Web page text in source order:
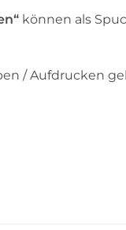
können als
/ Aufdrucken